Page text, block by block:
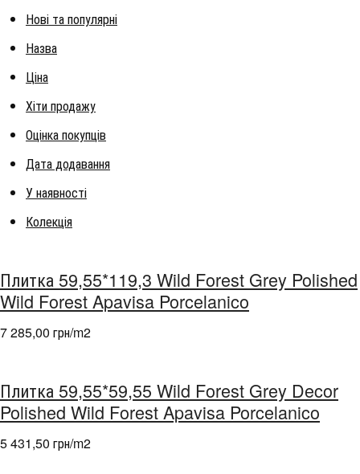
Нові та популярні
Назва
Ціна
Хіти продажу
Оцінка покупців
Дата додавання
У наявності
Колекція
Плитка 59,55*119,3 Wild Forest Grey Polished
Wild Forest Apavisa Porcelanico
7 285,00 грн/m2
Плитка 59,55*59,55 Wild Forest Grey Decor
Polished Wild Forest Apavisa Porcelanico
5 431,50 грн/m2